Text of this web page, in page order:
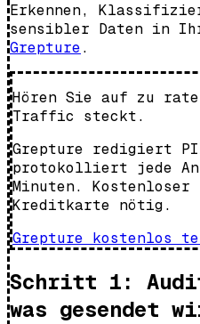
Erkennen,
sensibler Daten in
Grepture.
Hören Sie auf zu
Traffic steckt.
Grepture redigiert
protokolliert jede
Minuten.
Kreditkarte nötig.
Grepture kostenlos
Schritt 1:
was gesendet